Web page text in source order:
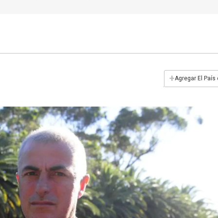
+Agregar El País